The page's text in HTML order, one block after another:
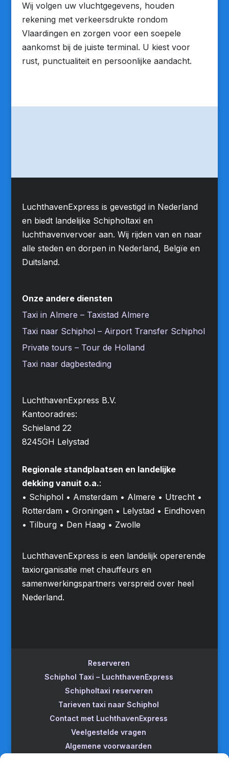
Wij volgen uw vluchtgegevens, houden
rekening met verkeersdrukte rondom
Vlaardingen en zorgen voor een soepele
aankomst bij de juiste terminal. U kiest voor
rust, punctualiteit en persoonlijke aandacht.
LuchthavenExpress is gevestigd in Nederland
en biedt landelijke Schipholtaxi en
luchthavenvervoer aan. Wij rijden van en naar
alle steden en dorpen in Nederland, Belgïe en
Duitsland.
Onze andere diensten
Taxi in Almere – Taxistad Almere
Taxi naar Schiphol – Airport Transfer Schiphol
Private tours – Tour de Holland
Taxi naar dagbesteding
LuchthavenExpress B.V.
Kantooradres:
Schieland 22
8245GH Lelystad
Regionale standplaatsen en landelijke
dekking vanuit o.a.:
• Schiphol • Amsterdam • Almere • Utrecht •
Rotterdam • Groningen • Lelystad • Eindhoven
• Tilburg • Den Haag • Zwolle
LuchthavenExpress is een landelijk opererende
taxiorganisatie met chauffeurs en
samenwerkingspartners verspreid over heel
Nederland.
Reserveren
Schiphol Taxi – LuchthavenExpress
Schipholtaxi reserveren
Tarieven taxi naar Schiphol
Contact met LuchthavenExpress
Veelgestelde vragen
Algemene voorwaarden